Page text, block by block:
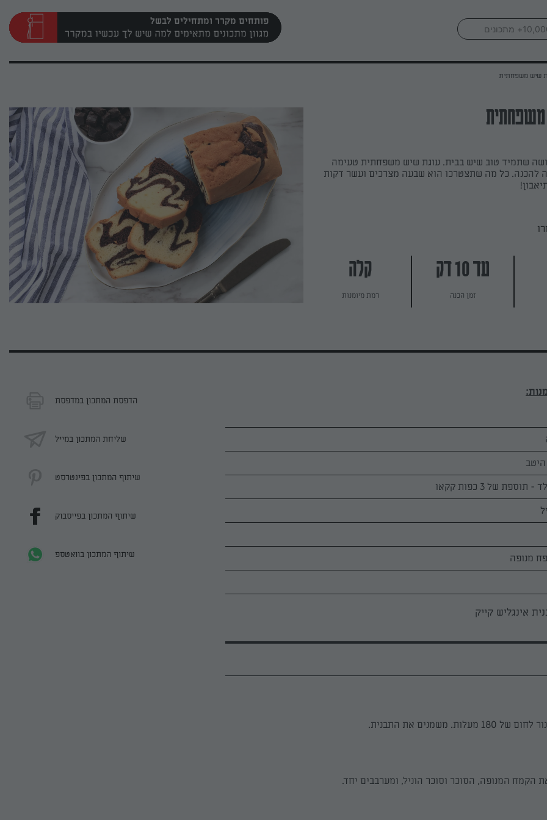
פותחים מקרר ומתחילים לבשל
שיש משפחתית
שתמיד טוב שיש בבית. עוגת שיש משפחתית טעימה
להכנה. כל מה שתצטרכו הוא שבעה מצרכים ועשר דקות
עד 10 דק
זמן הכנה
קלה
רמת מיומנות
של 3 כפות קקאו
אינגליש קייק
משמנים את התבנית.
הקמח המנופה, הסוכר וסוכר הוניל, ומערבבים יחד.
הדפסת המתכון במדפסת
שליחת המתכון במייל
שיתוף המתכון בפינטרסט
שיתוף המתכון בפייסבוק
שיתוף המתכון בוואטספ